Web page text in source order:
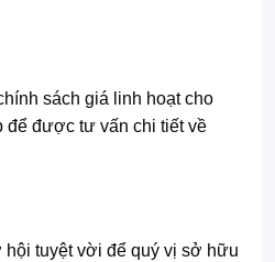
sách giá linh hoạt cho
để được tư vấn chi tiết về
tuyệt vời để quý vị sở hữu